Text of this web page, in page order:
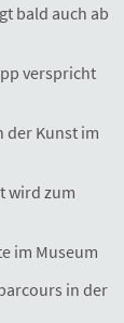
bald auch ab
verspricht
der Kunst im
wird zum
im Museum
in der